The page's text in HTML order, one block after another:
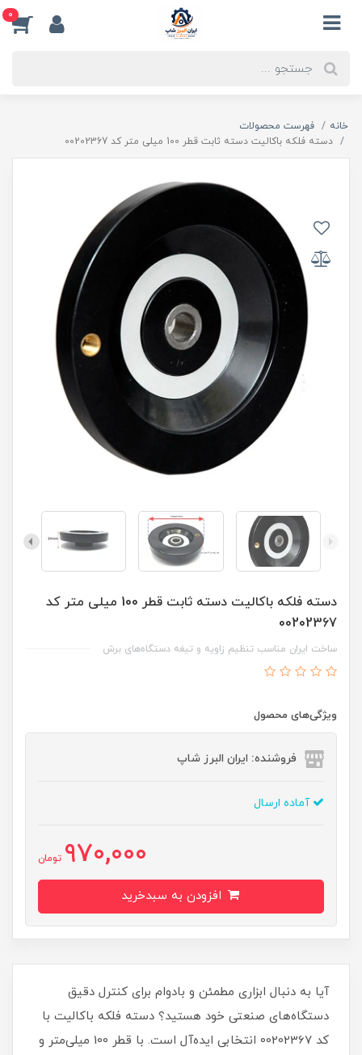
0
خانه
فهرست محصولات
دسته فلکه باکالیت دسته ثابت قطر 100 میلی متر کد 00202367
دسته فلکه باکالیت دسته ثابت قطر 100 میلی متر کد
00202367
ساخت ایران مناسب تنظیم زاویه و تیغه دستگاه‌های برش
ویژگی‌های محصول
فروشنده: ایران البرز شاپ
آماده ارسال
970,000 تومان
آیا به دنبال ابزاری مطمئن و بادوام برای کنترل دقیق
دستگاه‌های صنعتی خود هستید؟ دسته فلکه باکالیت با
کد 00202367 انتخابی ایده‌آل است. با قطر 100 میلی‌متر و